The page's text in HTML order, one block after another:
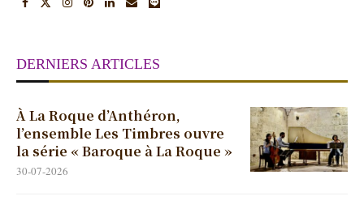
DERNIERS ARTICLES
À La Roque d’Anthéron,
l’ensemble Les Timbres ouvre
la série « Baroque à La Roque »
30-07-2026